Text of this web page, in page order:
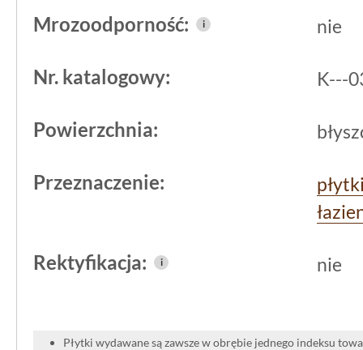
wykończenie miejsc szczególnie
produkt pomaga utrzymać porządek i
narażonych na częsty kontakt z wodą
Mrozoodporność: i nie
Nr. katalogowy: K---
Powierzchnia:
Przeznaczenie:
Rektyfikacja: i nie
Płytki wydawane są zawsze w obrębie jednego indeksu